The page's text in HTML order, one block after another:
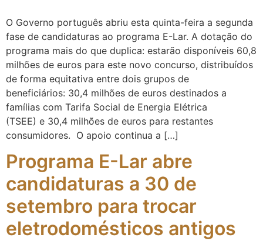
O Governo português abriu esta quinta-feira a segunda
fase de candidaturas ao programa E-Lar. A dotação do
programa mais do que duplica: estarão disponíveis 60,8
milhões de euros para este novo concurso, distribuídos
de forma equitativa entre dois grupos de
beneficiários: 30,4 milhões de euros destinados a
famílias com Tarifa Social de Energia Elétrica
(TSEE) e 30,4 milhões de euros para restantes
consumidores. O apoio continua a […]
Programa E-Lar abre
candidaturas a 30 de
setembro para trocar
eletrodomésticos antigos